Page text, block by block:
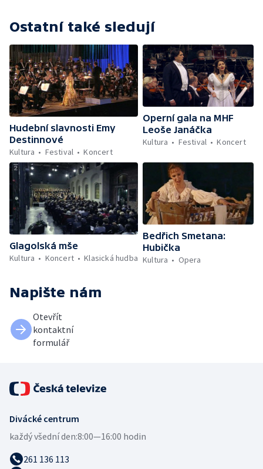
Ostatní také sledují
Hudební slavnosti Emy
Destinnové
Kultura
Festival Koncert
Operní gala na MHF
Leoše Janáčka
Kultura
Festival Koncert
Glagolská mše
Kultura
Koncert Klasická hudba
Bedřich Smetana:
Hubička
Kultura
Opera
Napište nám
Otevřít
kontaktní
formulář
Divácké centrum
každý všední den:8:00—16:00 hodin
261 136 113